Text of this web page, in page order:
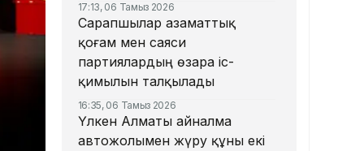
17:13, 06 Тамыз 2026
Сарапшылар азаматтық
қоғам мен саяси
партиялардың өзара іс-
қимылын талқылады
16:35, 06 Тамыз 2026
Үлкен Алматы айналма
автожолымен жүру құны екі